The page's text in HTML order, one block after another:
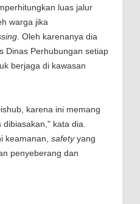
luas jalur
warga jika
. Oleh karenanya dia
Dinas Perhubungan setiap
berjaga di kawasan
karena ini memang
kata dia.
keamanan, safetyyang
penyeberang dan